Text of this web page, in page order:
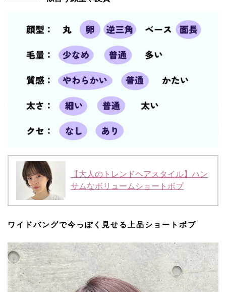
【大人のトレンドヘアスタイル】ハン
サムなボリュームショートボブ
ワイドバングで今っぽく見せる上品ショートボブ